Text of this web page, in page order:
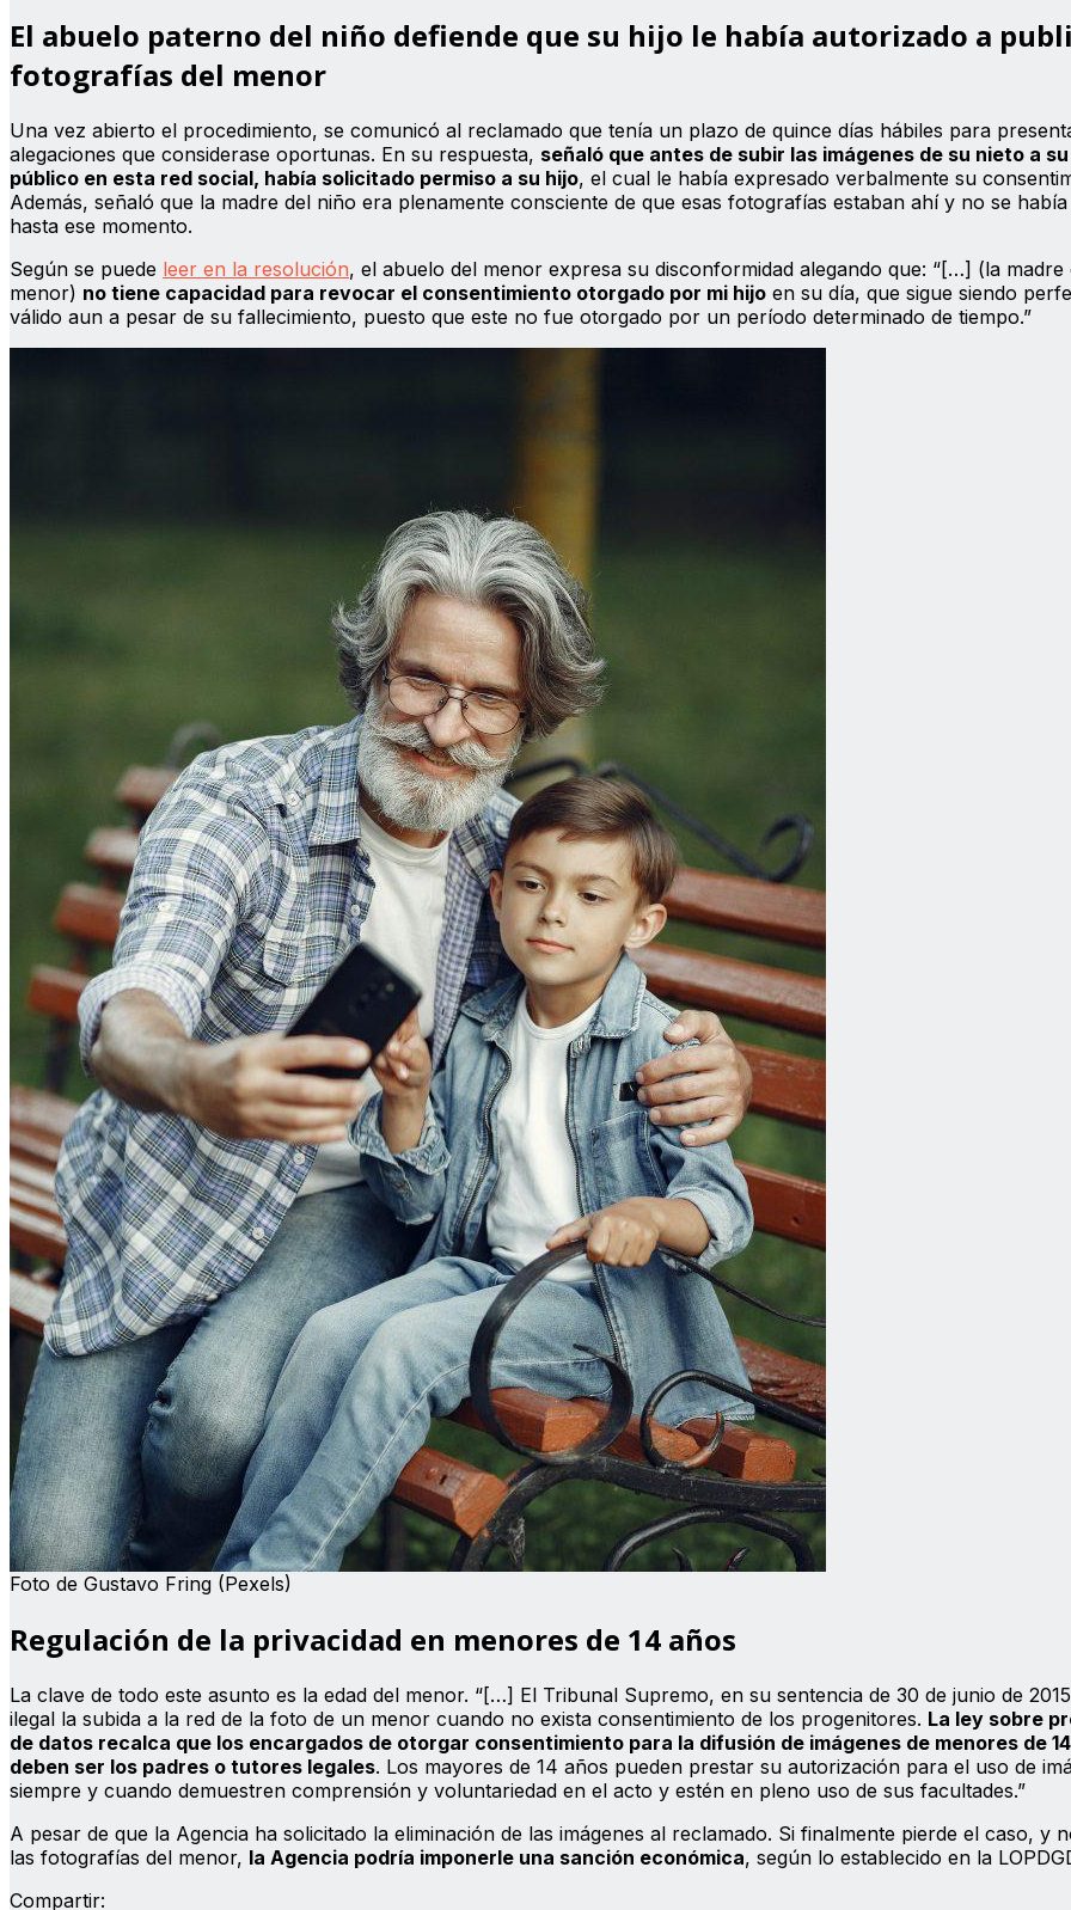
El abuelo paterno del niño defiende que su hijo le había autorizado a
fotografías del menor
Una vez abierto el procedimiento, se comunicó al reclamado que tenía un plazo de quince días hábiles para
alegaciones que considerase oportunas. En su respuesta, señaló que antes de subir las imágenes de su nieto a
público en esta red social, había solicitado permiso a su hijo, el cual le había expresado verbalmente su
Además, señaló que la madre del niño era plenamente consciente de que esas fotografías estaban ahí y no se
hasta ese momento.
Según se puede leer en la resolución, el abuelo del menor expresa su disconformidad alegando que: “[…] (la madre
menor) no tiene capacidad para revocar el consentimiento otorgado por mi hijo en su día, que sigue siendo
válido aun a pesar de su fallecimiento, puesto que este no fue otorgado por un período determinado de tiempo.”
Foto de Gustavo Fring (Pexels)
Regulación de la privacidad en menores de 14 años
La clave de todo este asunto es la edad del menor. “[…] El Tribunal Supremo, en su sentencia de 30 de junio de
ilegal la subida a la red de la foto de un menor cuando no exista consentimiento de los progenitores. La ley sobre
de datos recalca que los encargados de otorgar consentimiento para la difusión de imágenes de menores de
deben ser los padres o tutores legales. Los mayores de 14 años pueden prestar su autorización para el uso de
siempre y cuando demuestren comprensión y voluntariedad en el acto y estén en pleno uso de sus facultades.”
A pesar de que la Agencia ha solicitado la eliminación de las imágenes al reclamado. Si finalmente pierde el caso, y
las fotografías del menor, la Agencia podría imponerle una sanción económica, según lo establecido en la
Compartir: